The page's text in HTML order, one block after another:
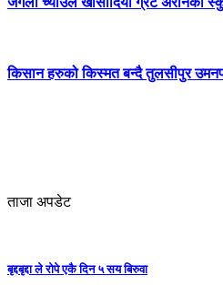
किसान हरुको किस्मत बन्दै तुलसीपुर
ताजा अपडेट
बृद्दबृद्दा ले रोपे एकै दिन ५ सय बिरुवा